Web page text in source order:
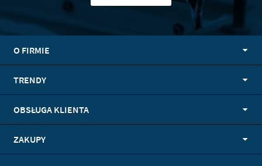
O FIRMIE
TRENDY
OBSŁUGA KLIENTA
ZAKUPY